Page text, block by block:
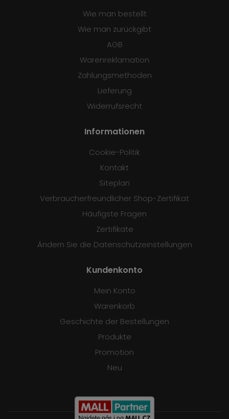
Wie man bestellt
Wie man zurückgibt
AGB
Warenreklamation
Zahlungsmethoden
Lieferung
Widerrufsrecht
Informationen
Cookie-Politik
Kontakt
Siteplan
Verbraucherfreundlicher Shop-Zertifikat
Häufigste Fragen
Zertifikate
Ändern Sie die Datenschutzeinstellungen
Kundenkonto
Mein Konto
Warenkorb
Geschichte der Bestellungen
Produkte
Promotion
Neu